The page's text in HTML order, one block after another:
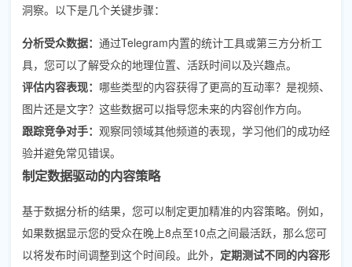
洞察。以下是几个关键步骤：
分析受众数据： 通过Telegram内置的统计工具或第三方分析工
具，您可以了解受众的地理位置、活跃时间以及兴趣点。
评估内容表现： 哪些类型的内容获得了更高的互动率？是视频、
图片还是文字？这些数据可以指导您未来的内容创作方向。
跟踪竞争对手： 观察同领域其他频道的表现，学习他们的成功经
验并避免常见错误。
制定数据驱动的内容策略
基于数据分析的结果，您可以制定更加精准的内容策略。例如，
如果数据显示您的受众在晚上8点至10点之间最活跃，那么您可
以将发布时间调整到这个时间段。此外， 定期测试不同的内容形